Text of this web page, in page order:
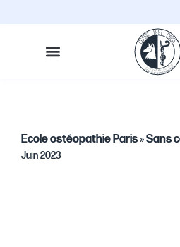
Ecole ostéopathie Paris»Sans
Juin 2023